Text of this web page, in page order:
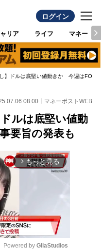
ログイン
リア ライフ マネー
し】ドルは底堅い値動きか 今週は
08:00 マネーポストWEB
ルは底堅い値動
要旨の発表も
arrow_forward_ios もっと見る
Powered by GliaStudios